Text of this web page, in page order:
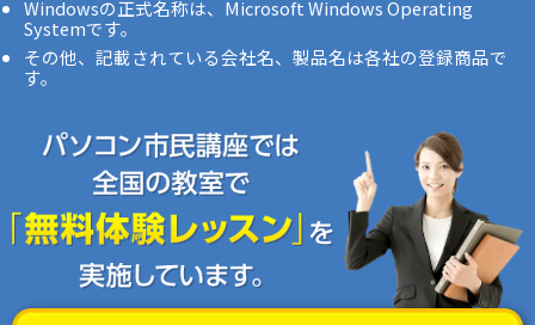
Windowsの正式名称は、Microsoft Windows Operating
Systemです。
その他、記載されている会社名、製品名は各社の登録商品で
す。